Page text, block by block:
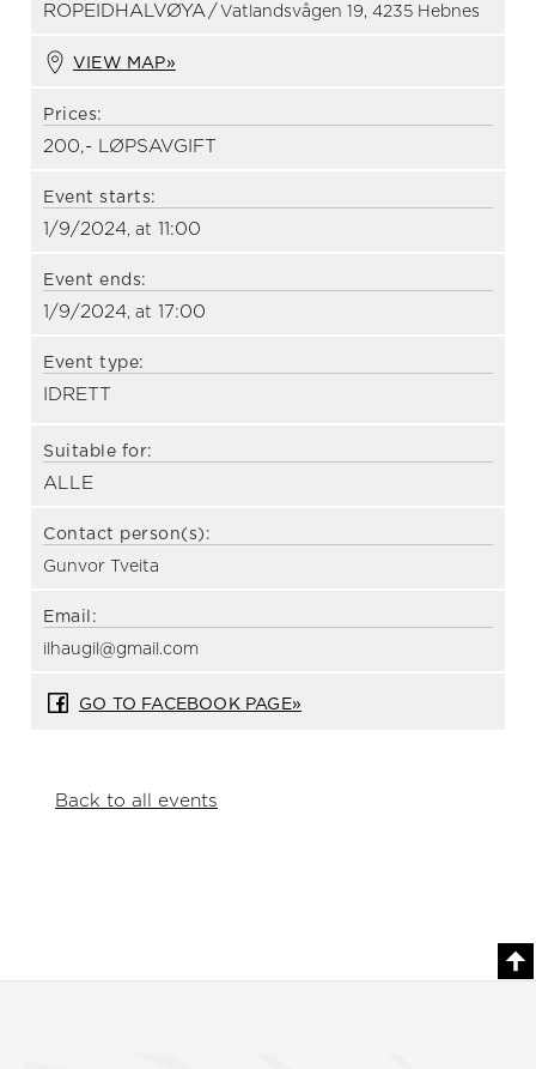
ROPEIDHALVØYA / Vatlandsvågen 19, 4235 Hebnes
VIEW MAP»
Prices:
200,- LØPSAVGIFT
Event starts:
1/9/2024, at 11:00
Event ends:
1/9/2024, at 17:00
Event type:
IDRETT
Suitable for:
ALLE
Contact person(s):
Gunvor Tveita
Email:
ilhaugil@gmail.com
GO TO FACEBOOK PAGE»
Back to all events